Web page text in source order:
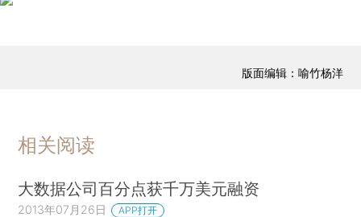
版面编辑：喻竹杨洋
相关阅读
大数据公司百分点获千万美元融资
2013年07月26日 APP打开